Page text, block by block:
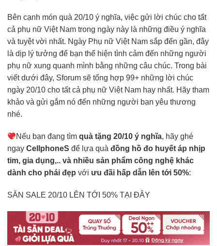
Bên cạnh món quà 20/10 ý nghĩa, việc gửi lời chúc cho tất
cả phụ nữ Việt Nam trong ngày này là những điều ý nghĩa
và tuyệt vời nhất. Ngày Phụ nữ Việt Nam sắp đến gần, đây
là dịp lý tưởng để bạn thể hiện tình cảm đến những người
phụ nữ xung quanh mình bằng những câu chúc. Trong bài
viết dưới đây, Sforum sẽ tổng hợp 99+ những lời chúc
ngày 20/10 cho tất cả phụ nữ Việt Nam hay nhất. Hãy tham
khảo và gửi gắm nó đến những người bạn yêu thương
nhé.
Nếu bạn đang tìmquà tặng 20/10 ý nghĩa, hãy ghé
ngay CellphoneS để lựa quà đồng hồ đo huyết áp nhịp
tim, gia dụng,.. và nhiều sản phẩm công nghệ khác
dành cho phái đẹp với ưu đãi hấp dẫn lên tới 50%:
SĂN SALE 20/10 LÊN TỚI 50% TẠI ĐÂY